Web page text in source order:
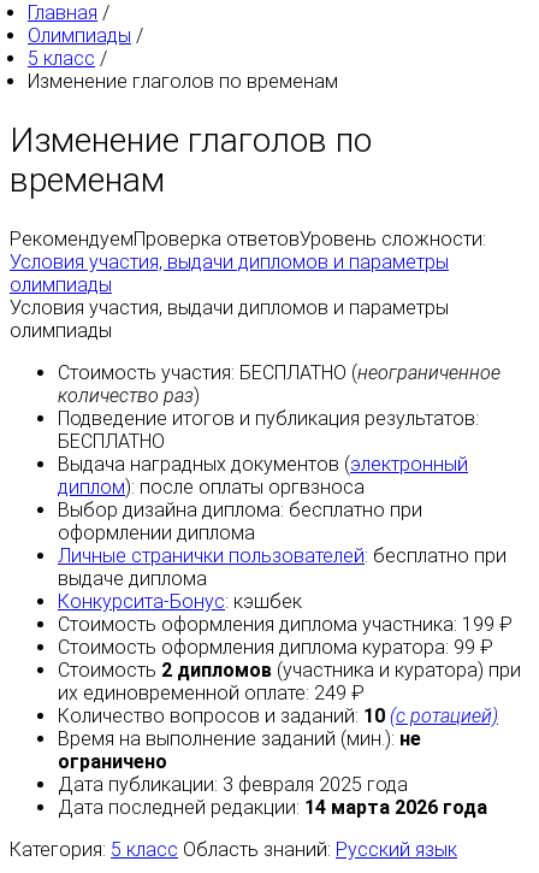
Главная /
Олимпиады /
5 класс /
Изменение глаголов по временам
Изменение глаголов по
временам
РекомендуемПроверка ответовУровень сложности:
Условия участия, выдачи дипломов и параметры
олимпиады
Условия участия, выдачи дипломов и параметры
олимпиады
Стоимость участия: БЕСПЛАТНО (неограниченное
количество раз)
Подведение итогов и публикация результатов:
БЕСПЛАТНО
Выдача наградных документов (электронный
диплом): после оплаты оргвзноса
Выбор дизайна диплома: бесплатно при
оформлении диплома
Личные странички пользователей: бесплатно при
выдаче диплома
Конкурсита-Бонус: кэшбек
Стоимость оформления диплома участника: 199 ₽
Стоимость оформления диплома куратора: 99 ₽
Стоимость 2 дипломов (участника и куратора) при
их единовременной оплате: 249 ₽
Количество вопросов и заданий: 10 (с ротацией)
Время на выполнение заданий (мин.): не
ограничено
Дата публикации: 3 февраля 2025 года
Дата последней редакции: 14 марта 2026 года
Категория: 5 класс Область знаний: Русский язык